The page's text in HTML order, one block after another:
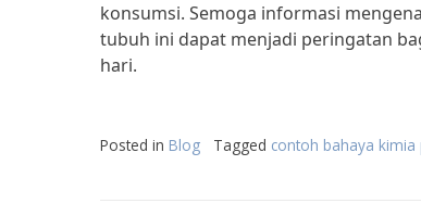
konsumsi. Semoga informasi
tubuh ini dapat menjadi peringatan
hari.
Posted in Blog Tagged contoh bahaya